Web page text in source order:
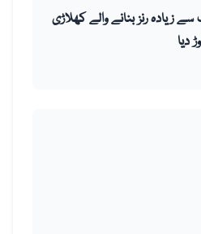
سب سے زیادہ رنز بنانے والے کھلاڑی
دیا